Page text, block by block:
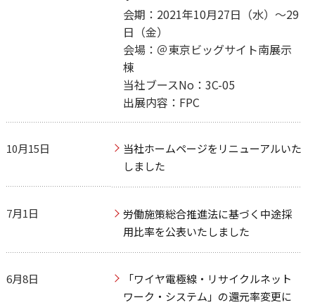
会期：2021年10月27日（水）～29
日（金）
会場：＠東京ビッグサイト南展示
棟
当社ブースNo：3C-05
出展内容：FPC
10月15日
当社ホームページをリニューアルいた
しました
7月1日
労働施策総合推進法に基づく中途採
用比率を公表いたしました
6月8日
「ワイヤ電極線・リサイクルネット
ワーク・システム」の還元率変更に